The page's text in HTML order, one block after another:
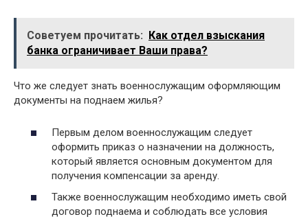
Советуем прочитать: Как отдел взыскания
банка ограничивает Ваши права?
Что же следует знать военнослужащим оформляющим
документы на поднаем жилья?
Первым делом военнослужащим следует
оформить приказ о назначении на должность,
который является основным документом для
получения компенсации за аренду.
Также военнослужащим необходимо иметь свой
договор поднаема и соблюдать все условия